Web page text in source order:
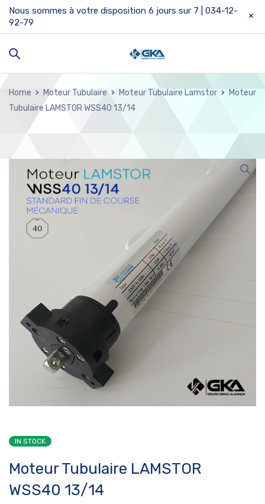
Nous sommes à votre disposition 6 jours sur 7 | 034-12-
92-79
Home Moteur Tubulaire Moteur Tubulaire Lamstor
Moteur
Tubulaire LAMSTOR WSS40 13/14
IN STOCK
Moteur Tubulaire LAMSTOR
WSS40 13/14